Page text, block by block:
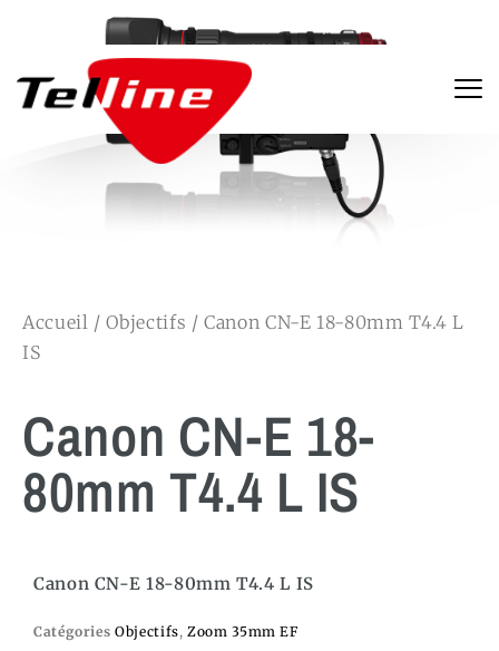
Accueil /Objectifs / Canon CN-E 18-80mm T4.4 L
IS
Canon CN-E 18-
80mm T4.4 L IS
Canon CN-E 18-80mm T4.4 L IS
Catégories Objectifs,Zoom 35mm EF